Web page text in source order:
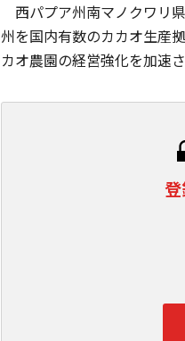
西パプア州南マノクワリ
州を国内有数のカカオ生産
カオ農園の経営強化を加速